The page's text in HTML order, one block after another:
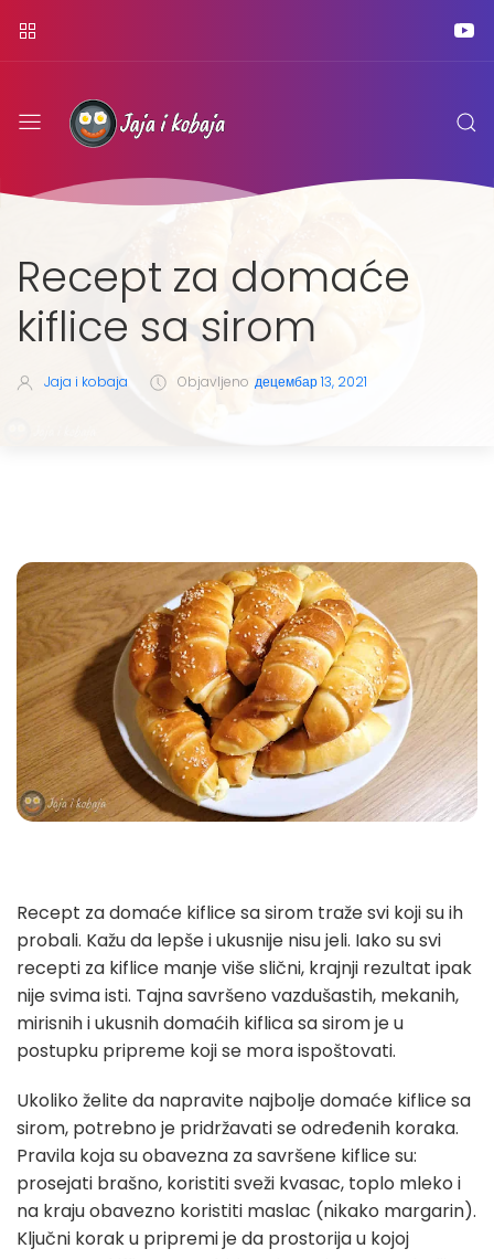
Recept za domaće
kiflice sa sirom
Jaja i kobaja Objavljeno децембар 13, 2021
Recept za domaće kiflice sa sirom traže svi koji su ih
probali. Kažu da lepše i ukusnije nisu jeli. Iako su svi
recepti za kiflice manje više slični, krajnji rezultat ipak
nije svima isti. Tajna savršeno vazdušastih, mekanih,
mirisnih i ukusnih domaćih kiflica sa sirom je u
postupku pripreme koji se mora ispoštovati.
Ukoliko želite da napravite najbolje domaće kiflice sa
sirom, potrebno je pridržavati se određenih koraka.
Pravila koja su obavezna za savršene kiflice su:
prosejati brašno, koristiti sveži kvasac, toplo mleko i
na kraju obavezno koristiti maslac (nikako margarin).
Ključni korak u pripremi je da prostorija u kojoj